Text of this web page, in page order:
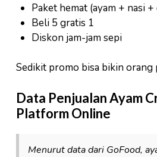
Paket hemat (ayam + nasi +
Beli 5 gratis 1
Diskon jam-jam sepi
Sedikit promo bisa bikin orang
Data Penjualan Ayam
Platform Online
Menurut data dari GoFood,